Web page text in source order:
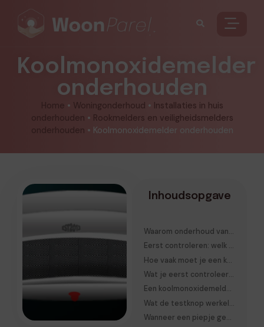
Koolmonoxidemelder
onderhouden
Home • Woningonderhoud • Installaties in huis
onderhouden • Rookmelders en veiligheidsmelders
onderhouden • Koolmonoxidemelder onderhouden
Inhoudsopgave
Waarom onderhoud van een koolmonoxidemelder belangrijk is
Eerst controleren: welk type koolmonoxidemelder hangt er?
Hoe vaak moet je een koolmonoxidemelder testen?
Wat je eerst controleert voordat je onderhoud uitvoert
Een koolmonoxidemelder veilig schoonmaken
Wat de testknop werkelijk controleert
Wanneer een piepje geen alarm is